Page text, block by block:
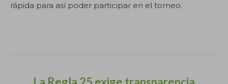
rápida para así poder participar en el torneo.